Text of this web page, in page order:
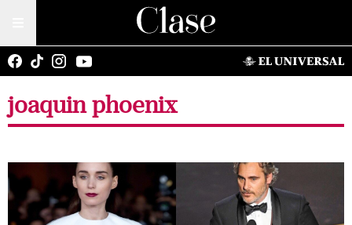
joaquin phoenix